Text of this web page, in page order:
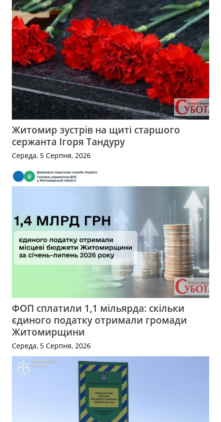
Житомир зустрів на щиті старшого
сержанта Ігоря Тандуру
Середа, 5 Серпня, 2026
ФОП сплатили 1,1 мільярда: скільки
єдиного податку отримали громади
Житомирщини
Середа, 5 Серпня, 2026